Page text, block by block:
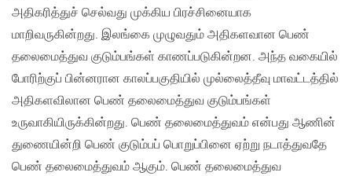
அதிகரித்துச் செல்வது முக்கிய பிரச்சினையாக
மாறிவருகின்றது. இலங்கை முழுவதும் அதிகளவான பெண்
தலைமைத்துவ குடும்பங்கள் காணப்படுகின்றன. அந்த வகையில்
போரிற்குப் பின்னரான காலப்பகுதியில் முல்லைத்தீவு மாவட்டத்தில்
அதிகளவிலான பெண் தலைமைத்துவ குடும்பங்கள்
உருவாகியிருக்கின்றது. பெண் தலைமைத்துவம் என்பது ஆணின்
துணையின்றி பெண் குடும்பப் பொறுப்பினை ஏற்று நடாத்துவதே
பெண் தலைமைத்துவம் ஆகும். பெண் தலைமைத்துவ